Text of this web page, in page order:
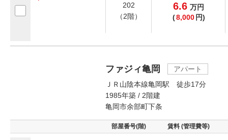
202
（2階）
6.6 万円
(8,000 円)
ファジィ亀岡
アパート
ＪＲ山陰本線亀岡駅 徒歩17分
1985年築 / 2階建
亀岡市余部町下条
部屋番号(階) 賃料 (管理費等)